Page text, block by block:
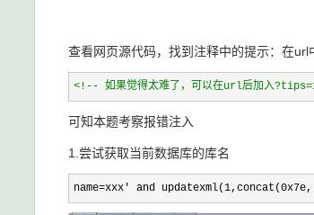
查看网页源代码，找到注释中的提示：在url
<!-- 如果觉得太难了，可以在url后加入
可知本题考察报错注入
1.尝试获取当前数据库的库名
name=xxx' and